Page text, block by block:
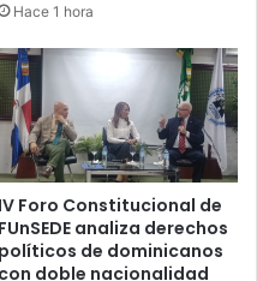
Hace 1 hora
IV Foro Constitucional de
FUnSEDE analiza derechos
políticos de dominicanos
con doble nacionalidad